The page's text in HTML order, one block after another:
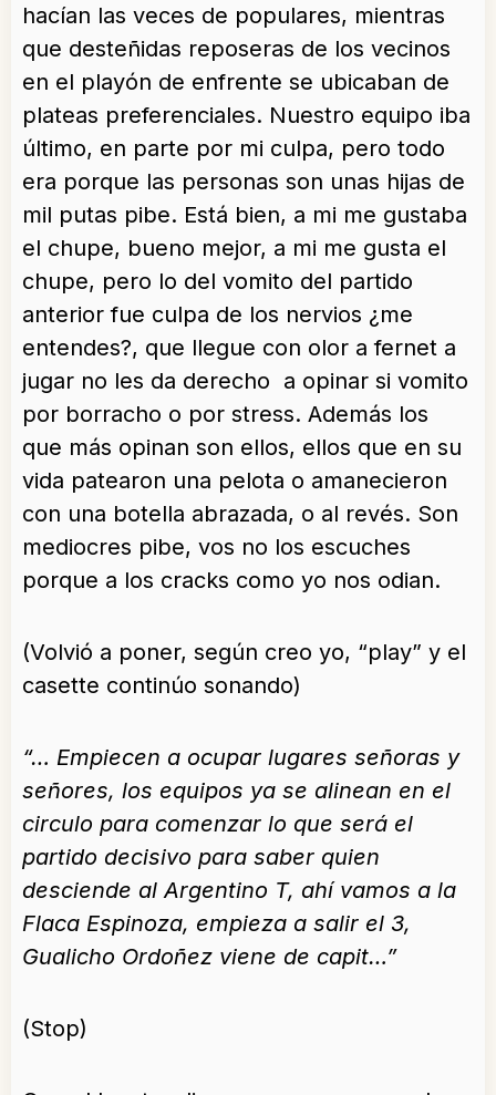
hacían las veces de populares, mientras
que desteñidas reposeras de los vecinos
en el playón de enfrente se ubicaban de
plateas preferenciales. Nuestro equipo iba
último, en parte por mi culpa, pero todo
era porque las personas son unas hijas de
mil putas pibe. Está bien, a mi me gustaba
el chupe, bueno mejor, a mi me gusta el
chupe, pero lo del vomito del partido
anterior fue culpa de los nervios ¿me
entendes?, que llegue con olor a fernet a
jugar no les da derecho a opinar si vomito
por borracho o por stress. Además los
que más opinan son ellos, ellos que en su
vida patearon una pelota o amanecieron
con una botella abrazada, o al revés. Son
mediocres pibe, vos no los escuches
porque a los cracks como yo nos odian.
(Volvió a poner, según creo yo, “play” y el
casette continúo sonando)
“… Empiecen a ocupar lugares señoras y
señores, los equipos ya se alinean en el
circulo para comenzar lo que será el
partido decisivo para saber quien
desciende al Argentino T, ahí vamos a la
Flaca Espinoza, empieza a salir el 3,
Gualicho Ordoñez viene de capit…”
(Stop)